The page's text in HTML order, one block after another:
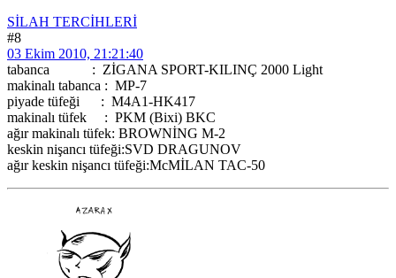
SİLAH TERCİHLERİ
#8
03 Ekim 2010, 21:21:40
tabanca : ZİGANA SPORT-KILINÇ 2000 Light
makinalı tabanca : MP-7
piyade tüfeği : M4A1-HK417
makinalı tüfek : PKM (Bixi) BKC
ağır makinalı tüfek: BROWNİNG M-2
keskin nişancı tüfeği:SVD DRAGUNOV
ağır keskin nişancı tüfeği:McMİLAN TAC-50